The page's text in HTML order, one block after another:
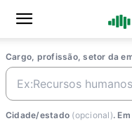
Cargo, profissão, setor da
Cidade/estado (opcional).